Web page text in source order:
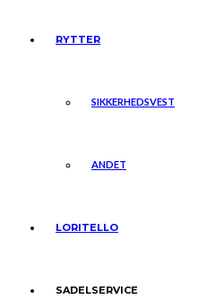
RYTTER
SIKKERHEDSVEST
ANDET
LORITELLO
SADELSERVICE